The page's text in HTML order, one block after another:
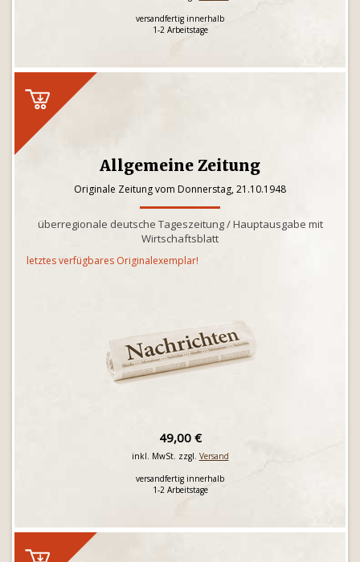
versandfertig innerhalb
1-2 Arbeitstage
Allgemeine Zeitung
Originale Zeitung vom Donnerstag, 21.10.1948
überregionale deutsche Tageszeitung / Hauptausgabe mit
Wirtschaftsblatt
letztes verfügbares Originalexemplar!
49,00 €
inkl. MwSt. zzgl. Versand
versandfertig innerhalb
1-2 Arbeitstage